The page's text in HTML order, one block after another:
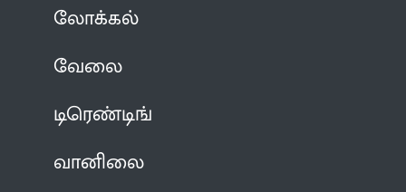
லோக்கல்
வேலை
டிரெண்டிங்
வானிலை